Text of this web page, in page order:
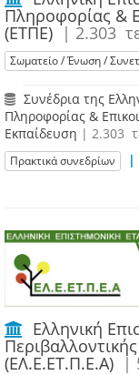
Πληροφορίας &
(ΕΤΠΕ) | 2.303
Σωματείο / Ένωση /
Συνέδρια της
Πληροφορίας &
Εκπαίδευση | 2.303
Πρακτικά συνεδρίων |
Ελληνική
(ΕΛ.Ε.ΕΤ.Π.Ε.Α) |